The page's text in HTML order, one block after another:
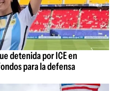
detenida por ICE en
para la defensa